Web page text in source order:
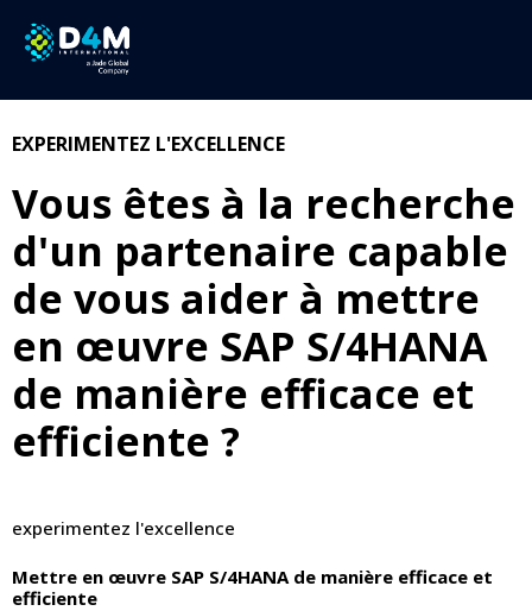
Implémentation de SAP
S/4HANA
EXPERIMENTEZ L'EXCELLENCE
Vous êtes à la recherche
d'un partenaire capable
de vous aider à mettre
en œuvre SAP S/4HANA
de manière efficace et
efficiente ?
experimentez l'excellence
Mettre en œuvre SAP S/4HANA de manière efficace et
efficiente